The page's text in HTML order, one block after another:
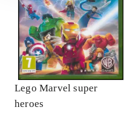
Lego Marvel super
heroes